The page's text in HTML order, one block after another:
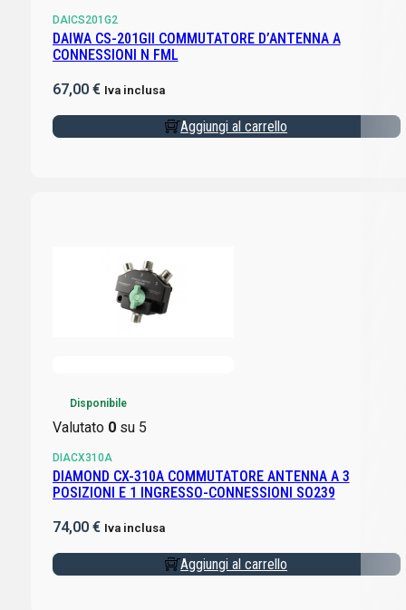
DAICS201G2
DAIWA CS-201GII COMMUTATORE D’ANTENNA A
CONNESSIONI N FML
67,00 € Iva inclusa
Aggiungi al carrello
Disponibile
Valutato 0su 5
DIACX310A
DIAMOND CX-310A COMMUTATORE ANTENNA A 3
POSIZIONI E 1 INGRESSO-CONNESSIONI SO239
74,00 € Iva inclusa
Aggiungi al carrello